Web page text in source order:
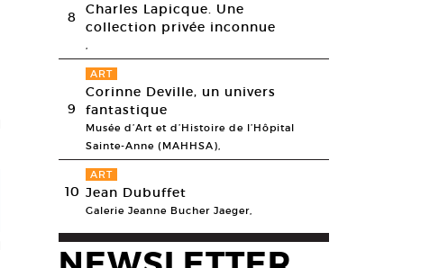
8
Charles Lapicque. Une
collection privée inconnue
,
9
ART
Corinne Deville, un univers
fantastique
Musée d’Art et d’Histoire de l’Hôpital
Sainte-Anne (MAHHSA),
10
ART
Jean Dubuffet
Galerie Jeanne Bucher Jaeger,